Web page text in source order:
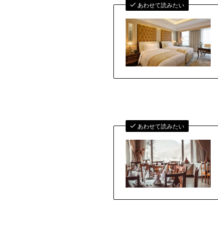
あわせて読みたい
あわせて読みたい